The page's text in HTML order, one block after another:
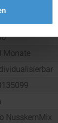
x 70 x 20 mm
Monate
NusskernMix